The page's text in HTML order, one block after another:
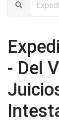
- Del